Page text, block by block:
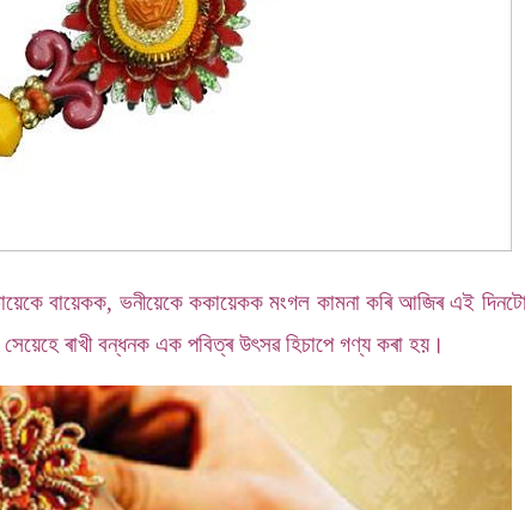
বায়েকক, ভনীয়েকে ককায়েকক মংগল কামনা কৰি আজিৰ এই
ৰাখী বন্ধনক এক পবিত্ৰ উৎসৱ হিচাপে গণ্য কৰা হয়।